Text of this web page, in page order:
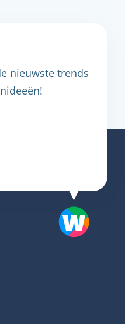
nieuwste trends